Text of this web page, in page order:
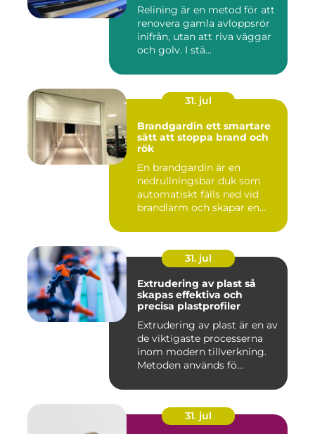
Relining är en metod för att
renovera gamla avloppsrör
inifrån, utan att riva väggar
och golv. I stä...
31. jul
Brandgardin ett smartare
sätt att stoppa brand och
rök
En brandgardin är en
nedrullningsbar duk som
automatiskt fälls ned vid
brandlarm och skapar en
31. jul
Extrudering av plast så
skapas effektiva och
precisa plastprofiler
Extrudering av plast är en av
de viktigaste processerna
inom modern tillverkning.
Metoden används fö...
31. jul